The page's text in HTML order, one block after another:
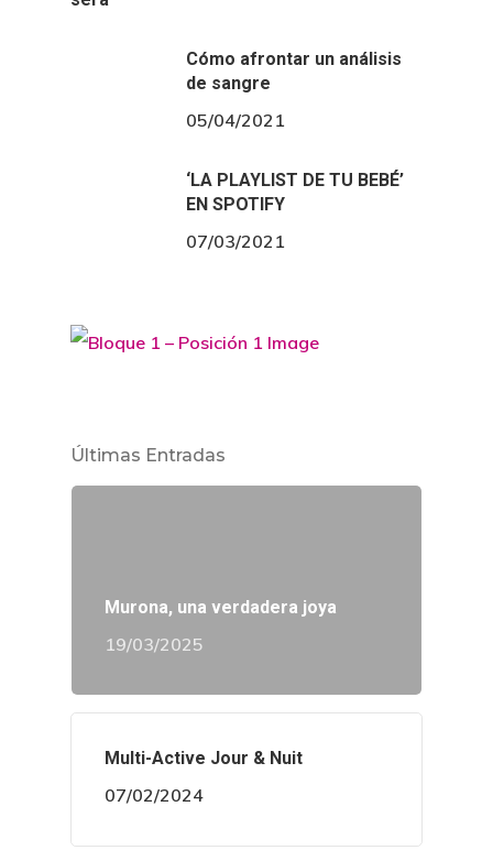
Cómo afrontar un análisis
de sangre
05/04/2021
‘LA PLAYLIST DE TU BEBÉ’
EN SPOTIFY
07/03/2021
Últimas Entradas
Murona, una verdadera joya
19/03/2025
Multi-Active Jour & Nuit
07/02/2024